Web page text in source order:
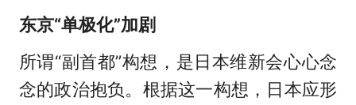
东京“单极化”加剧
所谓“副首都”构想，是日本维新会心心念
念的政治抱负。根据这一构想，日本应形